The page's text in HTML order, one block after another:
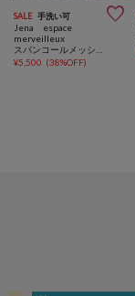
SALE 手洗い可 
Jena espace
merveilleux
¥5,500 (38%OFF)